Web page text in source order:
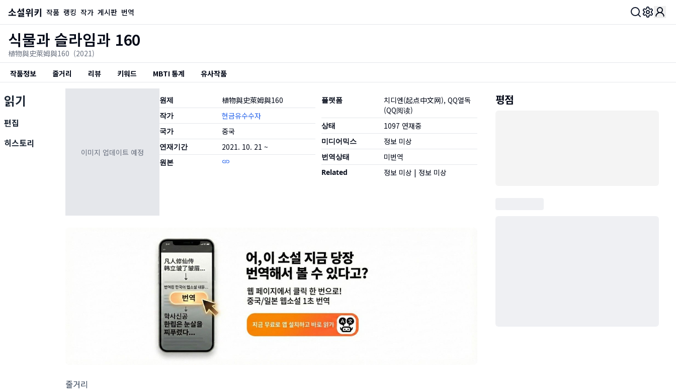
소설위키 작품 랭킹 작가 게시판 번역 Toggle
읽기
편집
히스토리
식물과 슬라임과 160
植物與史萊姆與160 (2021)
작품정보
줄거리 리뷰 키워드 MBTI 통계 유사작품
이미지 업데이트 예정
원제 植物與史萊姆與160
작가 현금유수수자
국가 중국
연재기간 2021. 10. 21 ~
원본
플랫폼
치디엔(起点中文网), QQ열독
(QQ阅读)
상태 1097 연재중
미디어믹스 정보 미상
번역상태 미번역
Related 정보 미상 | 정보 미상
줄거리
평점